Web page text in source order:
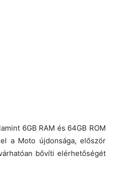
6GB RAM és 64GB ROM
a Moto újdonsága, először
bővíti elérhetőségét